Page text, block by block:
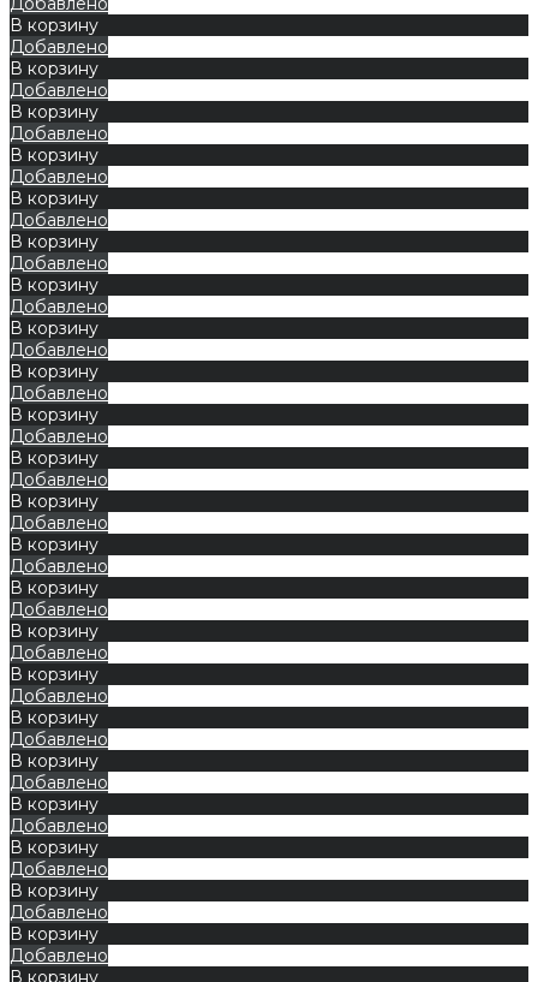
В корзину
Добавлено
В корзину
Добавлено
В корзину
Добавлено
В корзину
Добавлено
В корзину
Добавлено
В корзину
Добавлено
В корзину
Добавлено
В корзину
Добавлено
В корзину
Добавлено
В корзину
Добавлено
В корзину
Добавлено
В корзину
Добавлено
В корзину
Добавлено
В корзину
Добавлено
В корзину
Добавлено
В корзину
Добавлено
В корзину
Добавлено
В корзину
Добавлено
В корзину
Добавлено
В корзину
Добавлено
В корзину
Добавлено
В корзину
Добавлено
В корзину